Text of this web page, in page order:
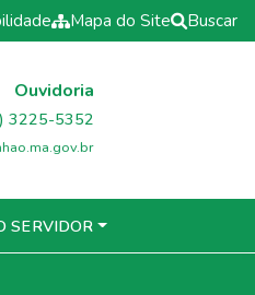
Mapa do Site Buscar
Ouvidoria
3225-5352
SERVIDOR